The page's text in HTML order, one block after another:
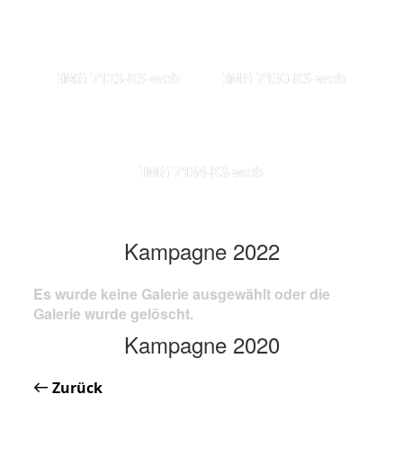
IMG 7123-KS-web IMG 7130-KS-web
IMG 7134-KS-web
Kampagne 2022
Es wurde keine Galerie ausgewählt oder die
Galerie wurde gelöscht.
Kampagne 2020
Zurück